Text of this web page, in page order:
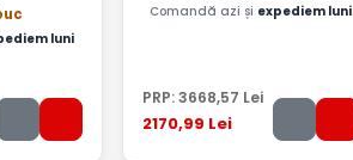
luni
Comandă azi și expediem luni
PRP:3668,57 Lei
2170,99 Lei